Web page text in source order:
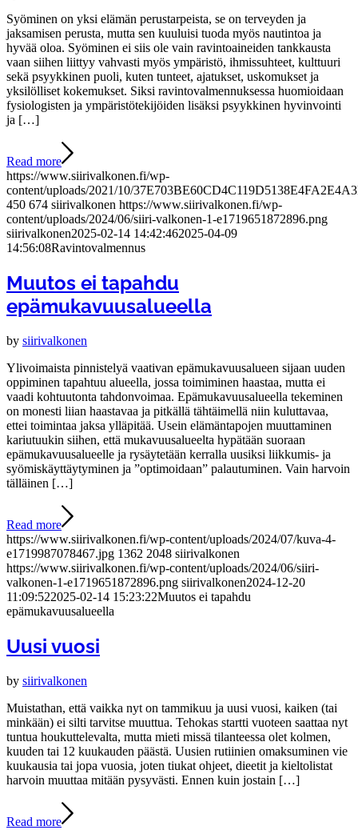
Syöminen on yksi elämän perustarpeista, se on terveyden ja
jaksamisen perusta, mutta sen kuuluisi tuoda myös nautintoa ja
hyvää oloa. Syöminen ei siis ole vain ravintoaineiden tankkausta
vaan siihen liittyy vahvasti myös ympäristö, ihmissuhteet, kulttuuri
sekä psyykkinen puoli, kuten tunteet, ajatukset, uskomukset ja
yksilölliset kokemukset. Siksi ravintovalmennuksessa huomioidaan
fysiologisten ja ympäristötekijöiden lisäksi psyykkinen hyvinvointi
ja […]
Read more
https://www.siirivalkonen.fi/wp-
content/uploads/2021/10/
450 674 siirivalkonen https://www.siirivalkonen.fi/wp-
content/uploads/2024/06/siiri-valkonen-1-e1719651872896.png
siirivalkonen2025-02-14 14:42:462025-04-09
14:56:08Ravintovalmennus
Muutos ei tapahdu
epämukavuusalueella
by siirivalkonen
Ylivoimaista pinnistelyä vaativan epämukavuusalueen sijaan uuden
oppiminen tapahtuu alueella, jossa toimiminen haastaa, mutta ei
vaadi kohtuutonta tahdonvoimaa. Epämukavuusalueella tekeminen
on monesti liian haastavaa ja pitkällä tähtäimellä niin kuluttavaa,
ettei toimintaa jaksa ylläpitää. Usein elämäntapojen muuttaminen
kariutuukin siihen, että mukavuusalueelta hypätään suoraan
epämukavuusalueelle ja rysäytetään kerralla uusiksi liikkumis- ja
syömiskäyttäytyminen ja ”optimoidaan” palautuminen. Vain harvoin
tälläinen […]
Read more
https://www.siirivalkonen.fi/wp-content/uploads/2024/07/kuva-4-
e1719987078467.jpg 1362 2048 siirivalkonen
https://www.siirivalkonen.fi/wp-content/uploads/2024/06/siiri-
valkonen-1-e1719651872896.png siirivalkonen2024-12-20
11:09:522025-02-14 15:23:22Muutos ei tapahdu
epämukavuusalueella
Uusi vuosi
by siirivalkonen
Muistathan, että vaikka nyt on tammikuu ja uusi vuosi, kaiken (tai
minkään) ei silti tarvitse muuttua. Tehokas startti vuoteen saattaa nyt
tuntua houkuttelevalta, mutta mieti missä tilanteessa olet kolmen,
kuuden tai 12 kuukauden päästä. Uusien rutiinien omaksuminen vie
kuukausia tai jopa vuosia, joten tiukat ohjeet, dieetit ja kieltolistat
harvoin muuttaa mitään pysyvästi. Ennen kuin jostain […]
Read more